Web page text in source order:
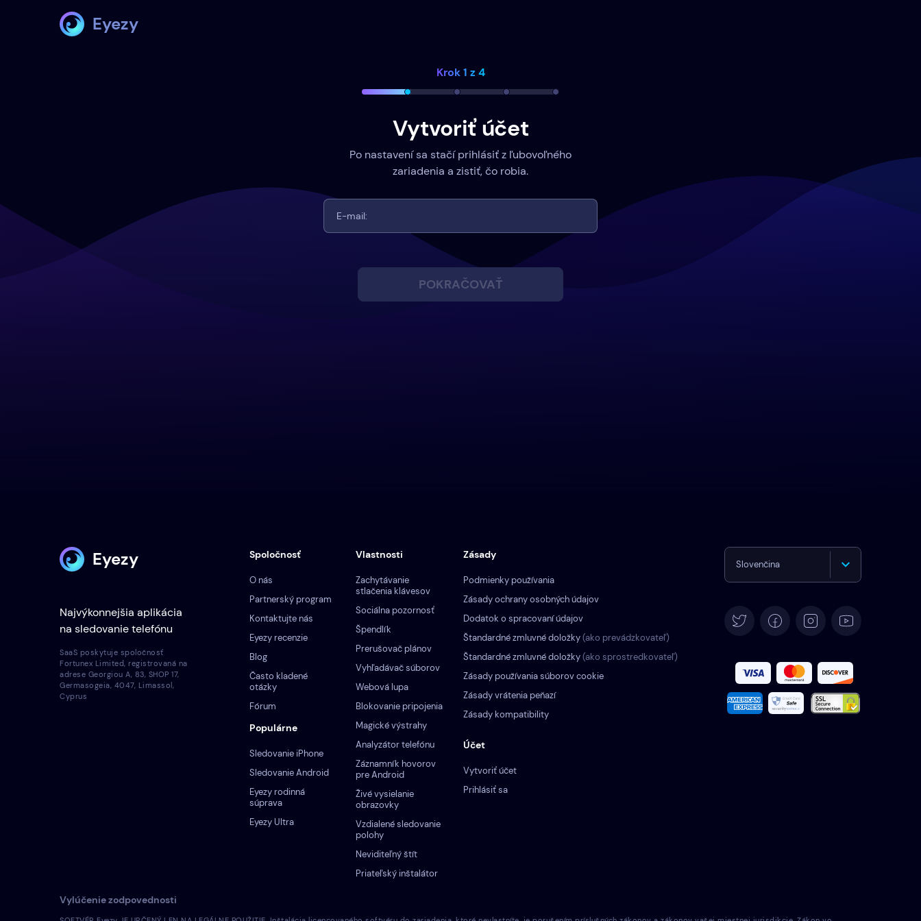
Eyezy
Krok 1 z 4
Vytvoriť účet
Po nastavení sa stačí prihlásiť z ľubovoľného
zariadenia a zistiť, čo robia.
POKRAČOVAŤ
Eyezy
Najvýkonnejšia aplikácia
na sledovanie telefónu
Spoločnosť
O nás
Partnerský program
Kontaktujte nás
Eyezy recenzie
Blog
Často kladené
otázky
Fórum
Populárne
Sledovanie iPhone
Sledovanie Android
Eyezy rodinná
súprava
Eyezy Ultra
Účet
Vytvoriť účet
Prihlásiť sa
Zásady
Podmienky používania
Zásady ochrany osobných údajov
Dodatok o spracovaní údajov
Štandardné zmluvné doložky(ako prevádzkovateľ)
Štandardné zmluvné doložky(ako sprostredkovateľ)
Zásady používania súborov cookie
Zásady vrátenia peňazí
Zásady kompatibility
Vlastnosti
Zachytávanie
stlačenia klávesov
Sociálna pozornosť
Špendlík
Prerušovač plánov
Vyhľadávač súborov
Webová lupa
Blokovanie pripojenia
Magické výstrahy
Analyzátor telefónu
Záznamník hovorov
pre Android
Živé vysielanie
obrazovky
Vzdialené sledovanie
polohy
Neviditeľný štít
Priateľský inštalátor
Slovenčina
Español
Français
SaaS poskytuje spoločnosť
Fortunex Limited, registrovaná na
adrese Georgiou A, 83, SHOP 17,
Germasogeia, 4047, Limassol,
Cyprus
Vylúčenie zodpovednosti